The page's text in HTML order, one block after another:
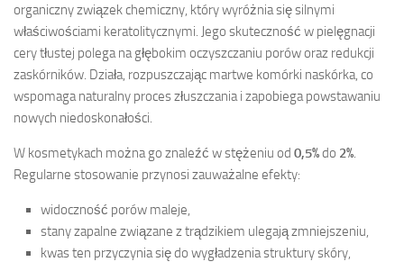
organiczny związek chemiczny, który wyróżnia się silnymi
właściwościami keratolitycznymi. Jego skuteczność w pielęgnacji
cery tłustej polega na głębokim oczyszczaniu porów oraz redukcji
zaskórników. Działa, rozpuszczając martwe komórki naskórka, co
wspomaga naturalny proces złuszczania i zapobiega powstawaniu
nowych niedoskonałości.
W kosmetykach można go znaleźć w stężeniu od 0,5%do 2%.
Regularne stosowanie przynosi zauważalne efekty:
widoczność porów maleje,
stany zapalne związane z trądzikiem ulegają zmniejszeniu,
kwas ten przyczynia się do wygładzenia struktury skóry,